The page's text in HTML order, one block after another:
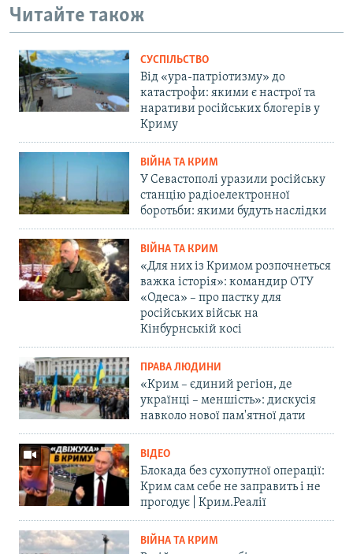
Читайте також
СУСПІЛЬСТВО
Від «ура-патріотизму» до
катастрофи: якими є настрої та
наративи російських блогерів у
Криму
ВІЙНА ТА КРИМ
У Севастополі уразили російську
станцію радіоелектронної
боротьби: якими будуть наслідки
ВІЙНА ТА КРИМ
«Для них із Кримом розпочнеться
важка історія»: командир ОТУ
«Одеса» – про пастку для
російських військ на
Кінбурнській косі
ПРАВА ЛЮДИНИ
«Крим – єдиний регіон, де
українці – меншість»: дискусія
навколо нової пам'ятної дати
ВІДЕО
Блокада без сухопутної операції:
Крим сам себе не заправить і не
прогодує | Крим.Реалії
ВІЙНА ТА КРИМ